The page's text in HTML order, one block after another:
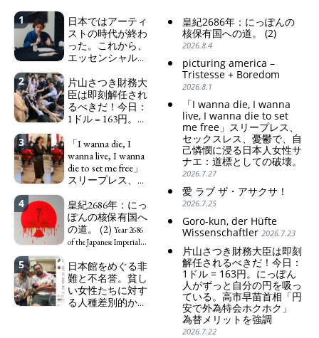
1
日本ではアーティ
ストの時代が終わ
った。これから、
エッセンシャルワ
ワーカー、ソーシ
ャルワーカーと同
じ、アートワーカ
ーになる。We have
word "artist" into the
word "Art Worker"
(similar to "Essential
Worker", "Sex Worker" or
2
片山さつき財務大
臣は即刻解任され
るべきだ！今日：
1ドル = 163円。に
自分の円を吸って
いる。高市早苗首
相「円安で外為特
会ホクホク」 為
Finance Minister
KATAYAMA Satsuki
should be fired
immediately! Today: 1
Japanese Have Long Been
Draining Their Own Yen.
Prime Minister
TAKAICHI Sanae: "The
3
「I wanna die, I
wanna live, I wanna
die to set me free」
スリープレス、セ
で、自己憐憫に浸
る日本人女性サナ
エ：道標としての
破壊。"I wanna die, I
set me free" - Sanae, a
Japanese woman who is
sleepless, sexless, depressive
and wallowing in self-
4
皇紀2686年：にっ
ぽんの核保有国へ
の道。 (2) Year 2686
of the Japanese Imperial
Becoming a Nuclear
Power. (2)
5
日本館をめぐる非
難と不名誉。貧し
い女性たちに対す
る人種差別的かつ
皇紀2686年：にっぽんの
核保有国への道。 (2)
2026.8.4
picturing america –
Tristesse + Boredom
2026.8.1
「I wanna die, I wanna
live, I wanna die to set
me free」スリープレス、
セックスレス、憂鬱で、自
己憐憫に浸る日本人女性サ
ナエ：道標としての破壊。
2026.7.27
愛 ラブ ザ・アサクサ！
2026.7.25
Goro-kun, der Hüfte
Wissenschaftler 2026.7.23
片山さつき財務大臣は即刻
解任されるべきだ！今日：
1ドル = 163円。にっぽん
人がずっと自分の円を吸っ
ている。高市早苗首相「円
安で外為特会ホクホク」
為替メリットを強調
2026.7.22